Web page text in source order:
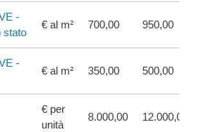
-
stato
€ al m² 700,00 950,00
-
€ al m² 350,00 500,00
€ per
unità
8.000,00 12.000,00